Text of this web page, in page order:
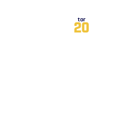
tor
20